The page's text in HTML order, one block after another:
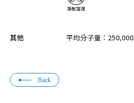
其他 平均分子量：250,000
Back